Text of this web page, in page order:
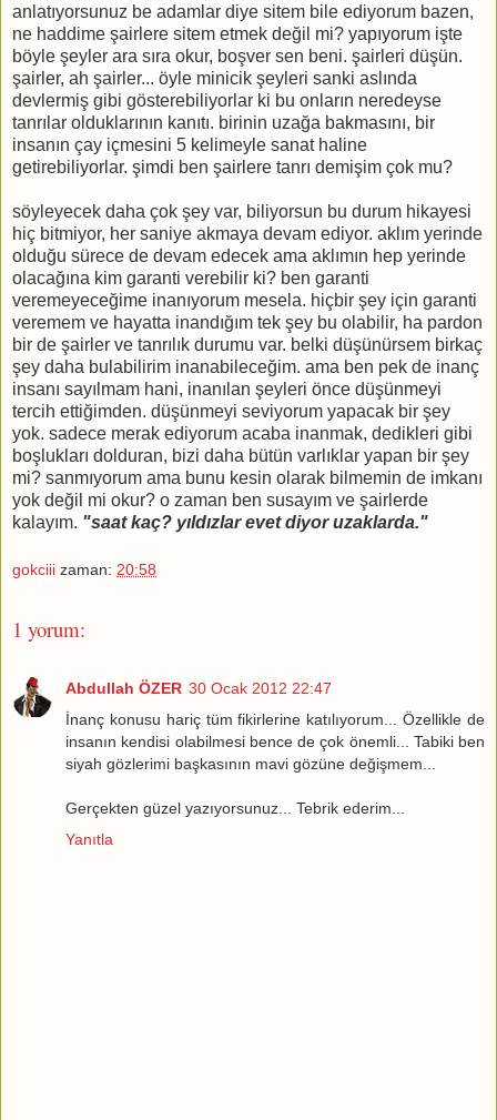
anlatıyorsunuz be adamlar diye sitem bile ediyorum bazen,
ne haddime şairlere sitem etmek değil mi? yapıyorum işte
böyle şeyler ara sıra okur, boşver sen beni. şairleri düşün.
şairler, ah şairler... öyle minicik şeyleri sanki aslında
devlermiş gibi gösterebiliyorlar ki bu onların neredeyse
tanrılar olduklarının kanıtı. birinin uzağa bakmasını, bir
insanın çay içmesini 5 kelimeyle sanat haline
getirebiliyorlar. şimdi ben şairlere tanrı demişim çok mu?
söyleyecek daha çok şey var, biliyorsun bu durum hikayesi
hiç bitmiyor, her saniye akmaya devam ediyor. aklım yerinde
olduğu sürece de devam edecek ama aklımın hep yerinde
olacağına kim garanti verebilir ki? ben garanti
veremeyeceğime inanıyorum mesela. hiçbir şey için garanti
veremem ve hayatta inandığım tek şey bu olabilir, ha pardon
bir de şairler ve tanrılık durumu var. belki düşünürsem birkaç
şey daha bulabilirim inanabileceğim. ama ben pek de inanç
insanı sayılmam hani, inanılan şeyleri önce düşünmeyi
tercih ettiğimden. düşünmeyi seviyorum yapacak bir şey
yok. sadece merak ediyorum acaba inanmak, dedikleri gibi
boşlukları dolduran, bizi daha bütün varlıklar yapan bir şey
mi? sanmıyorum ama bunu kesin olarak bilmemin de imkanı
yok değil mi okur? o zaman ben susayım ve şairlerde
kalayım. "saat kaç? yıldızlar evet diyor uzaklarda."
gokciii zaman: 20:58
1 yorum:
Abdullah ÖZER 30 Ocak 2012 22:47
İnanç konusu hariç tüm fikirlerine katılıyorum... Özellikle de
insanın kendisi olabilmesi bence de çok önemli... Tabiki ben
siyah gözlerimi başkasının mavi gözüne değişmem...
Gerçekten güzel yazıyorsunuz... Tebrik ederim...
Yanıtla